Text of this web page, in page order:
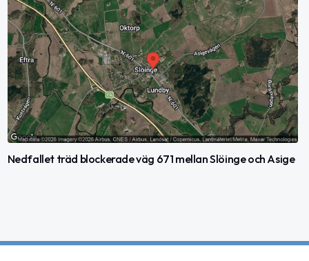
Nedfallet träd blockerade väg 671 mellan Slöinge och Asige